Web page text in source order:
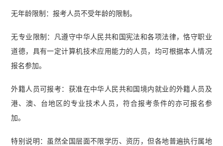
无年龄限制：报考人员不受年龄的限制。
无专业限制：凡遵守中华人民共和国宪法和各项法律，恪守职业
道德，具有一定计算机技术应用能力的人员，均可根据本人情况
报名参加。
外籍人员可报考：获准在中华人民共和国境内就业的外籍人员及
港、澳、台地区的专业技术人员，符合报考条件的亦可报名参
加。
特别说明：虽然全国层面不限学历、资历，但各地普遍执行属地